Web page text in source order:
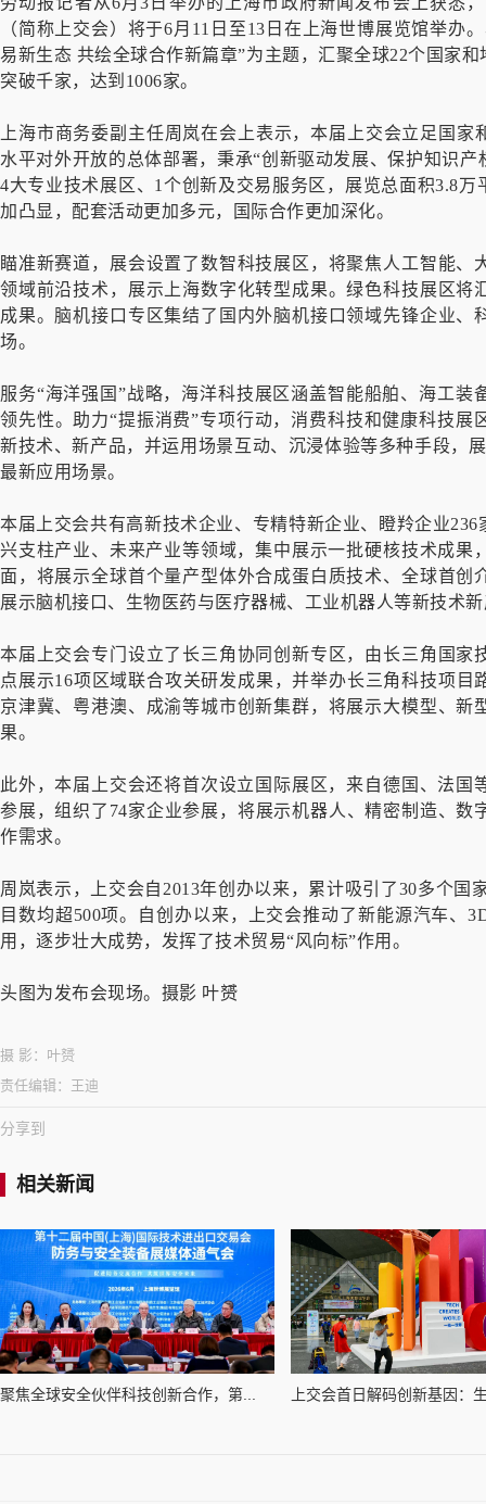
（简称上交会）将于6月11日至13日在上海世博展览馆举办
易新生态 共绘全球合作新篇章”为主题，汇聚全球22个国家
突破千家，达到1006家。
上海市商务委副主任周岚在会上表示，本届上交会立足国
水平对外开放的总体部署，秉承“创新驱动发展、保护知识
4大专业技术展区、1个创新及交易服务区，展览总面积3.8
加凸显，配套活动更加多元，国际合作更加深化。
瞄准新赛道，展会设置了数智科技展区，将聚焦人工智能
领域前沿技术，展示上海数字化转型成果。绿色科技展区
成果。脑机接口专区集结了国内外脑机接口领域先锋企业
场。
服务“海洋强国”战略，海洋科技展区涵盖智能船舶、海工
领先性。助力“提振消费”专项行动，消费科技和健康科技
新技术、新产品，并运用场景互动、沉浸体验等多种手段，
最新应用场景。
本届上交会共有高新技术企业、专精特新企业、瞪羚企业
兴支柱产业、未来产业等领域，集中展示一批硬核技术成果
面，将展示全球首个量产型体外合成蛋白质技术、全球首
展示脑机接口、生物医药与医疗器械、工业机器人等新技术
本届上交会专门设立了长三角协同创新专区，由长三角国
点展示16项区域联合攻关研发成果，并举办长三角科技项
京津冀、粤港澳、成渝等城市创新集群，将展示大模型、
果。
此外，本届上交会还将首次设立国际展区，来自德国、法
参展，组织了74家企业参展，将展示机器人、精密制造、
作需求。
周岚表示，上交会自2013年创办以来，累计吸引了30多个国
目数均超500项。自创办以来，上交会推动了新能源汽车、
用，逐步壮大成势，发挥了技术贸易“风向标”作用。
头图为发布会现场。摄影 叶赟
摄 影： 叶赟
责任编辑： 王迪
分享到
相关新闻
聚焦全球安全伙伴科技创新合作，第... 上交会首日解码创新基因：